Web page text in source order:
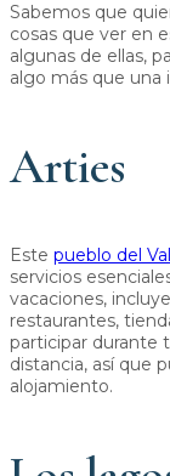
Sabemos que
cosas que ver en
algunas de ellas,
algo más que
Arties
Este pueblo del
servicios
vacaciones,
restaurantes,
participar durante
distancia, así que
alojamiento.